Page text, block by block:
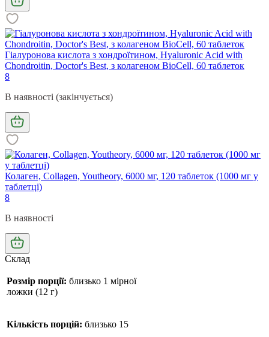
Гіалуронова кислота з хондроїтином, Hyaluronic Acid with
Chondroitin, Doctor's Best, з колагеном BioCell, 60 таблеток
8
В наявності (закінчується)
Колаген, Collagen, Youtheory, 6000 мг, 120 таблеток (1000 мг у
таблетці)
8
В наявності
Склад
Розмір порції: близько 1 мірної
ложки (12 г)
Кількість порцій: близько 15